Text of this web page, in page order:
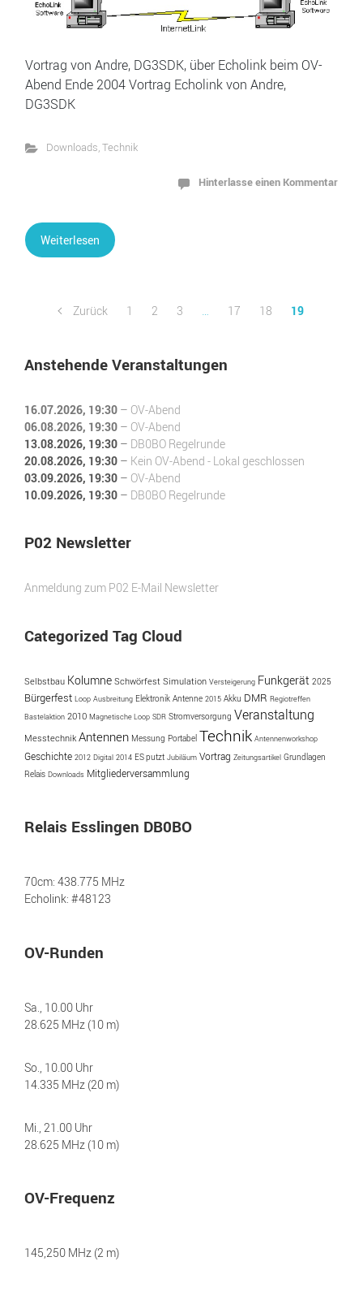
Vortrag von Andre, DG3SDK, über Echolink beim OV-
Abend Ende 2004 Vortrag Echolink von Andre,
DG3SDK
Downloads,Technik
Hinterlasse einen Kommentar
Weiterlesen
Zurück 1 2 3 … 17 18 19
Anstehende Veranstaltungen
16.07.2026, 19:30 – OV-Abend
06.08.2026, 19:30 – OV-Abend
13.08.2026, 19:30 – DB0BO Regelrunde
20.08.2026, 19:30 – Kein OV-Abend - Lokal geschlossen
03.09.2026, 19:30 – OV-Abend
10.09.2026, 19:30 – DB0BO Regelrunde
P02 Newsletter
Anmeldung zum P02 E-Mail Newsletter
Categorized Tag Cloud
Selbstbau Kolumne Schwörfest Simulation Versteigerung Funkgerät 2025
Bürgerfest Loop Ausbreitung Elektronik Antenne 2015 Akku DMR Regiotreffen
Bastelaktion 2010 Magnetische Loop SDR Stromversorgung Veranstaltung
Messtechnik Antennen Messung Portabel Technik Antennenworkshop
Geschichte 2012 Digital 2014 ES putzt Jubiläum Vortrag Zeitungsartikel Grundlagen
Relais Downloads Mitgliederversammlung
Relais Esslingen DB0BO
70cm: 438.775 MHz
Echolink: #48123
OV-Runden
Sa., 10.00 Uhr
28.625 MHz (10 m)
So., 10.00 Uhr
14.335 MHz (20 m)
Mi., 21.00 Uhr
28.625 MHz (10 m)
OV-Frequenz
145,250 MHz (2 m)